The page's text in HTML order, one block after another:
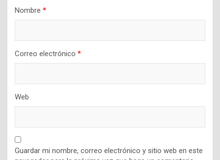
Nombre *
Correo electrónico *
Web
Guardar mi nombre, correo electrónico y sitio web en este